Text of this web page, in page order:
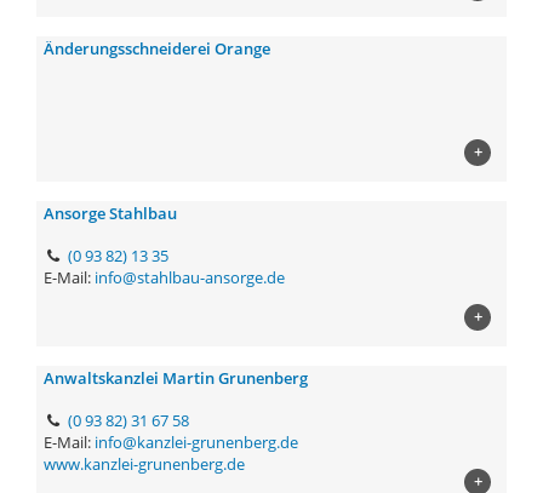
Änderungsschneiderei Orange
+
Ansorge Stahlbau
+
(0 93 82) 13 35
E-Mail: info@stahlbau-ansorge.de
Anwaltskanzlei Martin Grunenberg
+
(0 93 82) 31 67 58
E-Mail: info@kanzlei-grunenberg.de
www.kanzlei-grunenberg.de